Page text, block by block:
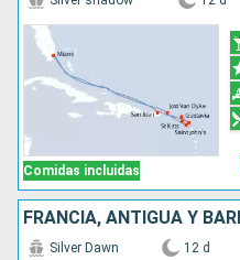
Comidas incluidas
Silver Dawn 12 d